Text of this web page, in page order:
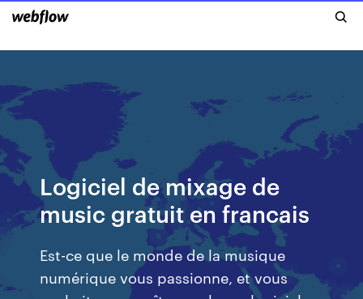
Logiciel de mixage de
music gratuit en francais
Est-ce que le monde de la musique
numérique vous passionne, et vous